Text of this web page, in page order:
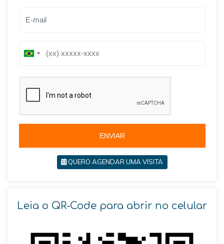
B
i
5
5
ENVIAR
QUERO AGENDAR UMA VISITA
Leia o QR-Code para abrir no celular